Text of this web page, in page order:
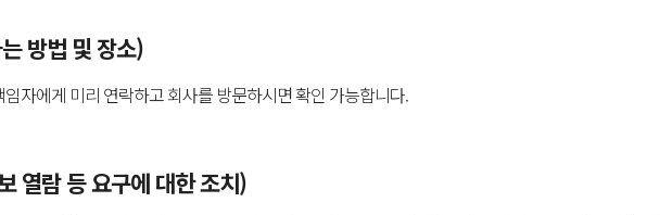
방법 및 장소)
자에게 미리 연락하고 회사를 방문하시면 확인 가능합니다.
열람 등 요구에 대한 조치)